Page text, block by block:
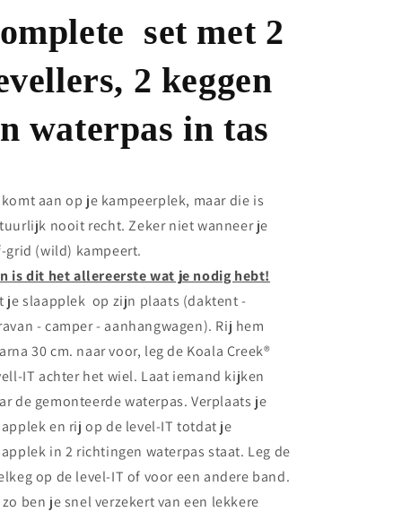
set met 2
2 keggen
waterpas in tas
aan op je kampeerplek, maar die is
nooit recht. Zeker niet wanneer je
grid (wild) kampeert.
is dit het allereerste wat je nodig hebt!
je slaapplek op zijn plaats (daktent -
- camper - aanhangwagen). Rij hem
30 cm. naar voor, leg de Koala Creek®
IT achter het wiel. Laat iemand kijken
de gemonteerde waterpas. Verplaats je
en rij op de level-IT totdat je
in 2 richtingen waterpas staat. Leg de
op de level-IT of voor een andere band.
zo ben je snel verzekert van een lekkere